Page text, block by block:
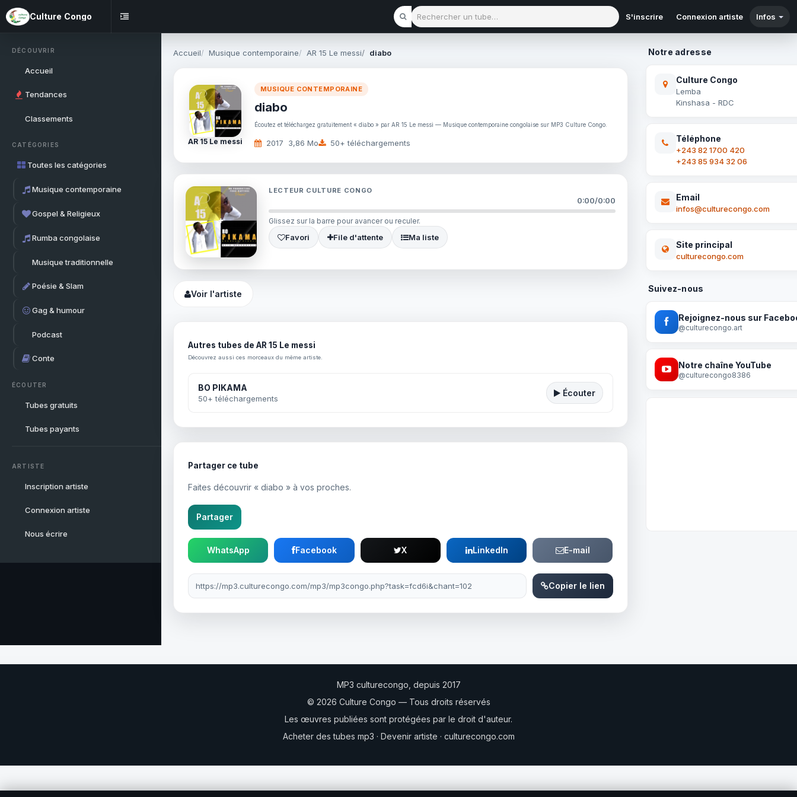
Culture Congo
Rechercher un tube
S'inscrire Connexion artiste Infos
DÉCOUVRIR
Accueil
Tendances
Classements
CATÉGORIES
Toutes les catégories
Musique contemporaine
Gospel & Religieux
Rumba congolaise
Musique traditionnelle
Poésie & Slam
Gag & humour
Podcast
Conte
ÉCOUTER
Tubes gratuits
Tubes payants
ARTISTE
Inscription artiste
Connexion artiste
Nous écrire
Accueil Musique contemporaine AR 15 Le messi diabo
AR 15 Le messi
MUSIQUE CONTEMPORAINE
diabo
Écoutez et téléchargez gratuitement « diabo » par AR 15 Le messi — Musique contemporaine congolaise sur MP3 Culture Congo.
2017 3,86 Mo 50+ téléchargements
LECTEUR CULTURE CONGO
0:00/0:00
Glissez sur la barre pour avancer ou reculer.
Favori File d'attente Ma liste
Voir l'artiste
Autres tubes de AR 15 Le messi
Découvrez aussi ces morceaux du même artiste.
BO PIKAMA
50+ téléchargements
Écouter
Partager ce tube
Faites découvrir « diabo » à vos proches.
Partager
WhatsApp Facebook X LinkedIn E-mail
Lien à partager
Copier le lien
Notre adresse
Culture Congo
Lemba
Kinshasa - RDC
Téléphone
+243 82 1700 420
+243 85 934 32 06
Email
infos@culturecongo.com
Site principal
culturecongo.com
Suivez-nous
Rejoignez-nous sur
@culturecongo.art
Notre chaîne YouTube
@culturecongo8386
MP3 culturecongo, depuis 2017
© 2026 Culture Congo — Tous droits réservés
Les œuvres publiées sont protégées par le droit d'auteur.
Acheter des tubes mp3 · Devenir artiste · culturecongo.com